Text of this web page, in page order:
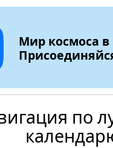
Мир космоса в
по